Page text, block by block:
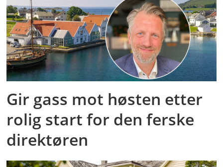
Gir gass mot høsten etter
rolig start for den ferske
direktøren